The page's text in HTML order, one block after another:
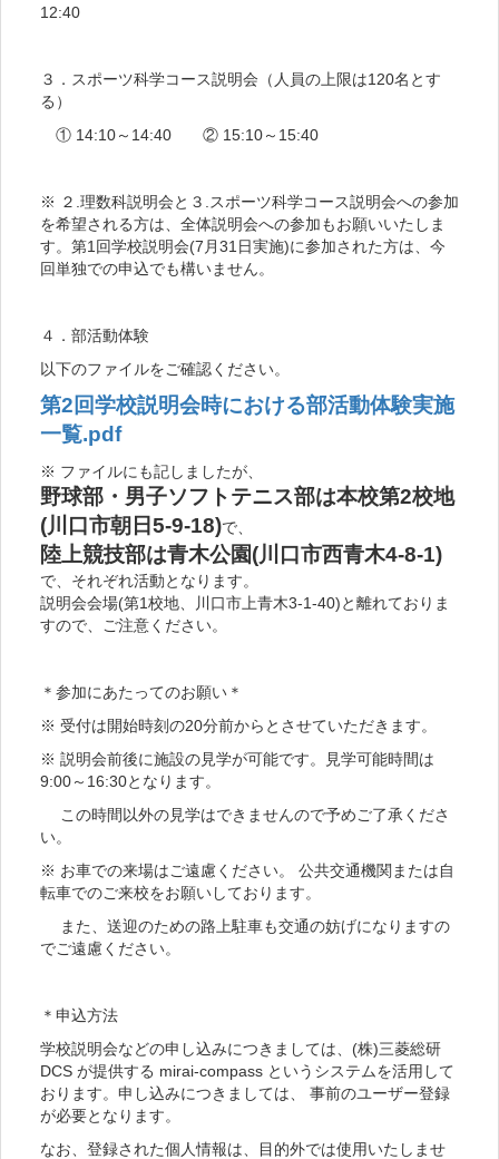
12:40
３．スポーツ科学コース説明会（人員の上限は120名とす
る）
① 14:10～14:40 ② 15:10～15:40
※ ２.理数科説明会と３.スポーツ科学コース説明会への参加
を希望される方は、全体説明会への参加もお願いいたしま
す。第1回学校説明会(7月31日実施)に参加された方は、今
回単独での申込でも構いません。
４．部活動体験
以下のファイルをご確認ください。
第2回学校説明会時における部活動体験実施
一覧.pdf
※ ファイルにも記しましたが、
野球部・男子ソフトテニス部は本校第2校地
(川口市朝日5-9-18)で、
陸上競技部は青木公園(川口市西青木4-8-1)
で、それぞれ活動となります。
説明会会場(第1校地、川口市上青木3-1-40)と離れておりま
すので、ご注意ください。
＊参加にあたってのお願い＊
※ 受付は開始時刻の20分前からとさせていただきます。
※ 説明会前後に施設の見学が可能です。見学可能時間は
9:00～16:30となります。
この時間以外の見学はできませんので予めご了承くださ
い。
※ お車での来場はご遠慮ください。 公共交通機関または自
転車でのご来校をお願いしております。
また、送迎のための路上駐車も交通の妨げになりますの
でご遠慮ください。
＊申込方法
学校説明会などの申し込みにつきましては、(株)三菱総研
DCS が提供する mirai-compass というシステムを活用して
おります。申し込みにつきましては、 事前のユーザー登録
が必要となります。
なお、登録された個人情報は、目的外では使用いたしませ